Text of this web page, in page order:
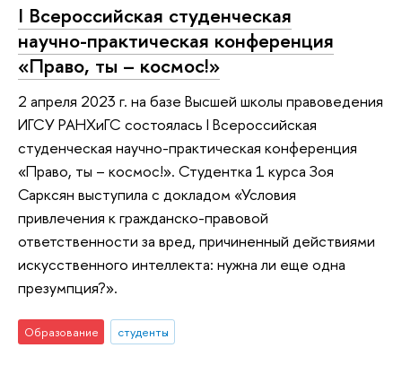
I Всероссийская студенческая
научно-практическая конференция
«Право, ты – космос!»
2 апреля 2023 г. на базе Высшей школы правоведения
ИГСУ РАНХиГС состоялась I Всероссийская
студенческая научно-практическая конференция
«Право, ты – космос!». Студентка 1 курса Зоя
Сарксян выступила с докладом «Условия
привлечения к гражданско-правовой
ответственности за вред, причиненный действиями
искусственного интеллекта: нужна ли еще одна
презумпция?».
Образование студенты